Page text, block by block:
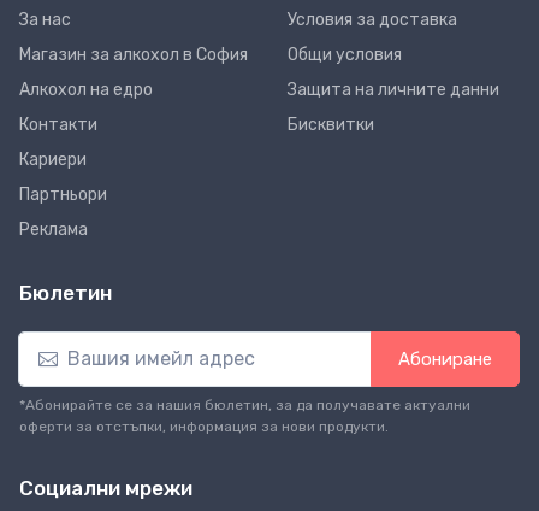
За нас
Магазин за алкохол в София
Алкохол на едро
Контакти
Кариери
Партньори
Реклама
Условия за доставка
Общи условия
Защита на личните данни
Бисквитки
Бюлетин
Абониране
*Абонирайте се за нашия бюлетин, за да получавате актуални
оферти за отстъпки, информация за нови продукти.
Социални мрежи